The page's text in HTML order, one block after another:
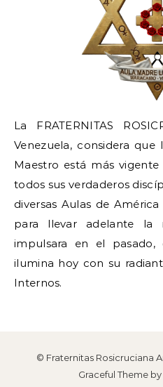
La FRATERNITAS
Venezuela, considera
Maestro está más
todos sus verdaderos
diversas Aulas de
para llevar adelante la
impulsara en el
ilumina hoy con su
Internos.
© Fraternitas Rosicruciana
Graceful Theme by